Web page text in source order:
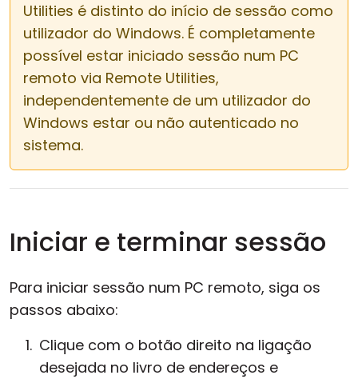
Utilities é distinto do início de sessão como
utilizador do Windows. É completamente
possível estar iniciado sessão num PC
remoto via Remote Utilities,
independentemente de um utilizador do
Windows estar ou não autenticado no
sistema.
Iniciar e terminar sessão
Para iniciar sessão num PC remoto, siga os
passos abaixo:
Clique com o botão direito na ligação
desejada no livro de endereços e